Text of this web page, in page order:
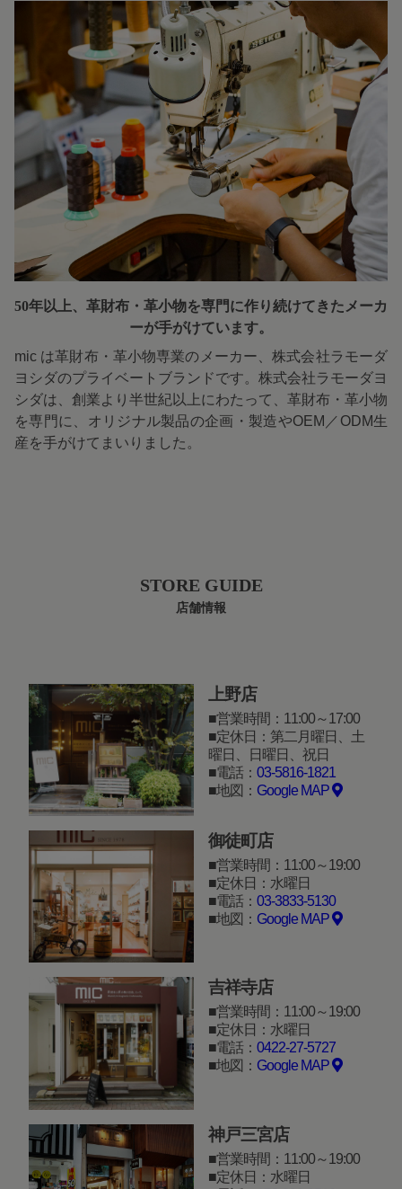
50年以上、革財布・革小物を専門に作り続けてきたメーカ
ーが手がけています。
mic は革財布・革小物専業のメーカー、株式会社ラモーダ
ヨシダのプライベートブランドです。株式会社ラモーダヨ
シダは、創業より半世紀以上にわたって、革財布・革小物
を専門に、オリジナル製品の企画・製造やOEM／ODM生
産を手がけてまいりました。
STORE GUIDE
店舗情報
上野店
営業時間：11:00～17:00
定休日：第二月曜日、土
曜日、日曜日、祝日
電話： 03-5816-1821
地図： Google MAP
御徒町店
営業時間：11:00～19:00
定休日：水曜日
電話： 03-3833-5130
地図： Google MAP
吉祥寺店
営業時間：11:00～19:00
定休日：水曜日
電話： 0422-27-5727
地図： Google MAP
神戸三宮店
営業時間：11:00～19:00
定休日：水曜日